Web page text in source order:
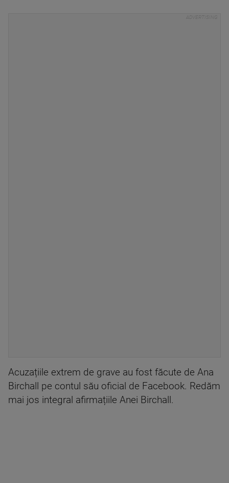
Acuzațiile extrem de grave au fost făcute de Ana
Birchall pe contul său oficial de Facebook. Redăm
mai jos integral afirmațiile Anei Birchall.